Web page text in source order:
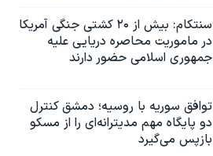
سنتکام: بیش از ۲۰ کشتی جنگی آمریکا
در ماموریت محاصره دریایی علیه
جمهوری اسلامی حضور دارند
توافق سوریه با روسیه؛ دمشق کنترل
دو پایگاه مهم مدیترانه‌ای را از مسکو
بازپس می‌گیرد